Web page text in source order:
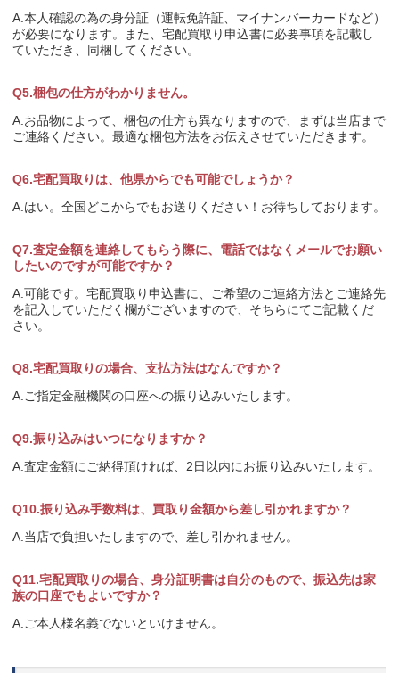
A.本人確認の為の身分証（運転免許証、マイナンバーカードなど）
が必要になります。また、宅配買取り申込書に必要事項を記載し
ていただき、同梱してください。
Q5.梱包の仕方がわかりません。
A.お品物によって、梱包の仕方も異なりますので、まずは当店まで
ご連絡ください。最適な梱包方法をお伝えさせていただきます。
Q6.宅配買取りは、他県からでも可能でしょうか？
A.はい。全国どこからでもお送りください！お待ちしております。
Q7.査定金額を連絡してもらう際に、電話ではなくメールでお願い
したいのですが可能ですか？
A.可能です。宅配買取り申込書に、ご希望のご連絡方法とご連絡先
を記入していただく欄がございますので、そちらにてご記載くだ
さい。
Q8.宅配買取りの場合、支払方法はなんですか？
A.ご指定金融機関の口座への振り込みいたします。
Q9.振り込みはいつになりますか？
A.査定金額にご納得頂ければ、2日以内にお振り込みいたします。
Q10.振り込み手数料は、買取り金額から差し引かれますか？
A.当店で負担いたしますので、差し引かれません。
Q11.宅配買取りの場合、身分証明書は自分のもので、振込先は家
族の口座でもよいですか？
A.ご本人様名義でないといけません。